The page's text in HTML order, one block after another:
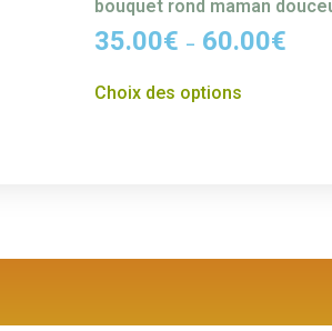
bouquet rond maman
35.00€ – 60.00€
Choix des options